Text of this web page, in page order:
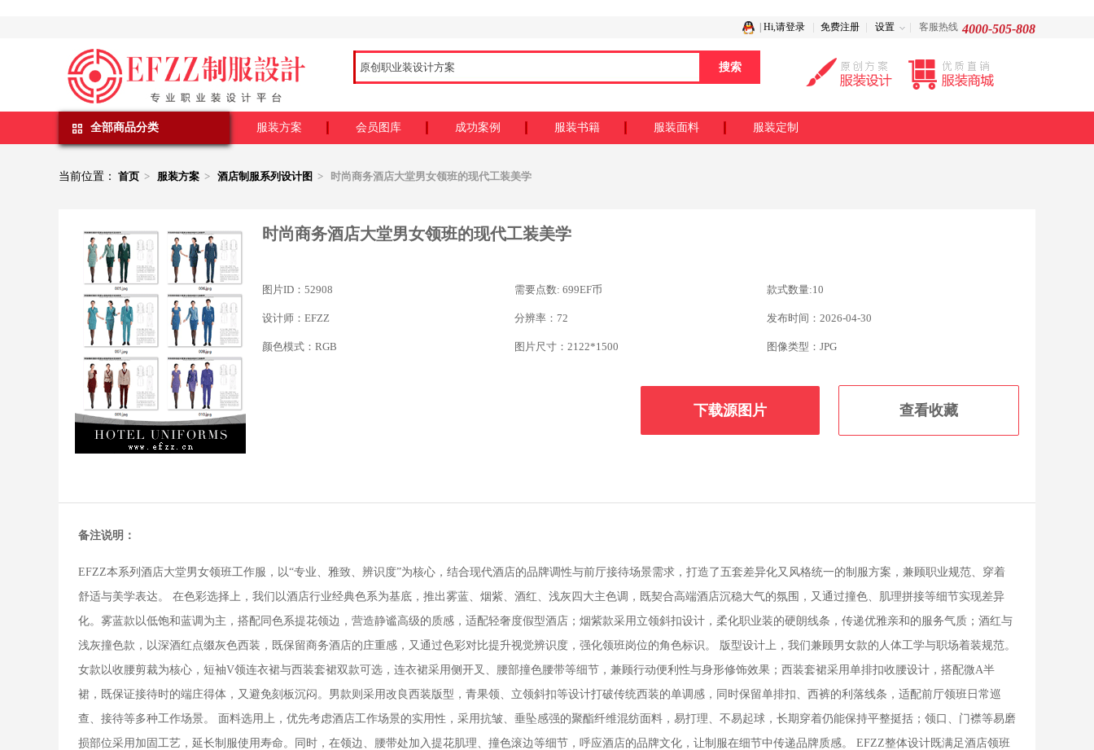
Hi,请登录 免费注册 设置 客服热线 4000-505-808
全部商品分类 服装方案 会员图库 成功案例 服装书籍 服装面料 服装定制
当前位置： 首页 > 服装方案 > 酒店制服系列设计图 > 时尚商务酒店大堂男女领班的现代工装美学
时尚商务酒店大堂男女领班的现代工装美学
图片ID：52908 需要点数: 699EF币 款式数量:10
设计师：EFZZ 分辨率：72 发布时间：2026-04-30
颜色模式：RGB 图片尺寸：2122*1500 图像类型：JPG
下载源图片 查看收藏
备注说明：
EFZZ本系列酒店大堂男女领班工作服，以“专业、雅致、辨识度”为核心，结合现代酒店的品牌调性与前厅接待场景需求，打造了五套差异化又风格统一的制服方案，兼顾职业规范、穿着
舒适与美学表达。 在色彩选择上，我们以酒店行业经典色系为基底，推出雾蓝、烟紫、酒红、浅灰四大主色调，既契合高端酒店沉稳大气的氛围，又通过撞色、肌理拼接等细节实现差异
化。雾蓝款以低饱和蓝调为主，搭配同色系提花领边，营造静谧高级的质感，适配轻奢度假型酒店；烟紫款采用立领斜扣设计，柔化职业装的硬朗线条，传递优雅亲和的服务气质；酒红与
浅灰撞色款，以深酒红点缀灰色西装，既保留商务酒店的庄重感，又通过色彩对比提升视觉辨识度，强化领班岗位的角色标识。 版型设计上，我们兼顾男女款的人体工学与职场着装规范。
女款以收腰剪裁为核心，短袖V领连衣裙与西装套裙双款可选，连衣裙采用侧开叉、腰部撞色腰带等细节，兼顾行动便利性与身形修饰效果；西装套裙采用单排扣收腰设计，搭配微A半
裙，既保证接待时的端庄得体，又避免刻板沉闷。男款则采用改良西装版型，青果领、立领斜扣等设计打破传统西装的单调感，同时保留单排扣、西裤的利落线条，适配前厅领班日常巡
查、接待等多种工作场景。 面料选用上，优先考虑酒店工作场景的实用性，采用抗皱、垂坠感强的聚酯纤维混纺面料，易打理、不易起球，长期穿着仍能保持平整挺括；领口、门襟等易磨
损部位采用加固工艺，延长制服使用寿命。同时，在领边、腰带处加入提花肌理、撞色滚边等细节，呼应酒店的品牌文化，让制服在细节中传递品牌质感。 EFZZ整体设计既满足酒店领班